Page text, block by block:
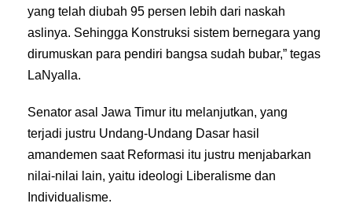
yang telah diubah 95 persen lebih dari naskah
aslinya. Sehingga Konstruksi sistem bernegara yang
dirumuskan para pendiri bangsa sudah bubar,” tegas
LaNyalla.
Senator asal Jawa Timur itu melanjutkan, yang
terjadi justru Undang-Undang Dasar hasil
amandemen saat Reformasi itu justru menjabarkan
nilai-nilai lain, yaitu ideologi Liberalisme dan
Individualisme.